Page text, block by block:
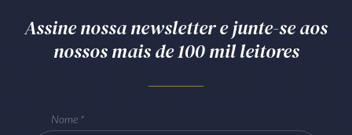
Assine nossa newsletter e junte-se aos
nossos mais de 100 mil leitores
Nome